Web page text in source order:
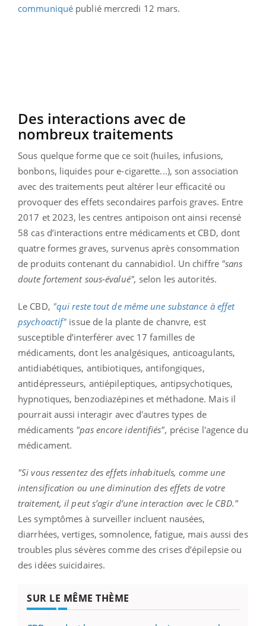
communiqué publié mercredi 12 mars.
Des interactions avec de
nombreux traitements
Sous quelque forme que ce soit (huiles, infusions,
bonbons, liquides pour e-cigarette...), son association
avec des traitements peut altérer leur efficacité ou
provoquer des effets secondaires parfois graves. Entre
2017 et 2023, les centres antipoison ont ainsi recensé
58 cas d’interactions entre médicaments et CBD, dont
quatre formes graves, survenus après consommation
de produits contenant du cannabidiol. Un chiffre "sans
doute fortement sous-évalué", selon les autorités.
Le CBD, "qui reste tout de même une substance à effet
psychoactif" issue de la plante de chanvre, est
susceptible d’interférer avec 17 familles de
médicaments, dont les analgésiques, anticoagulants,
antidiabétiques, antibiotiques, antifongiques,
antidépresseurs, antiépileptiques, antipsychotiques,
hypnotiques, benzodiazépines et méthadone. Mais il
pourrait aussi interagir avec d'autres types de
médicaments "pas encore identifiés", précise l'agence du
médicament.
"Si vous ressentez des effets inhabituels, comme une
intensification ou une diminution des effets de votre
traitement, il peut s’agir d’une interaction avec le CBD."
Les symptômes à surveiller incluent nausées,
diarrhées, vertiges, somnolence, fatigue, mais aussi des
troubles plus sévères comme des crises d’épilepsie ou
des idées suicidaires.
SUR LE MÊME THÈME